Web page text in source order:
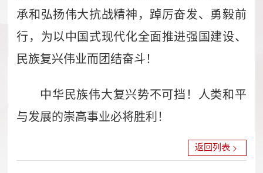
承和弘扬伟大抗战精神，踔厉奋发、勇毅前
行，为以中国式现代化全面推进强国建设、
民族复兴伟业而团结奋斗！
中华民族伟大复兴势不可挡！人类和平
与发展的崇高事业必将胜利！
返回列表